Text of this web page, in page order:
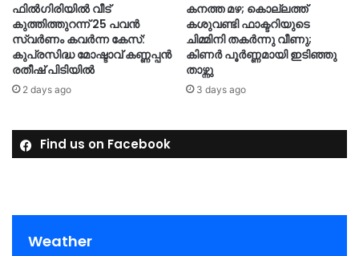
ഫിൽഗിരിയിൽ വീട്
കുത്തിത്തുറന്ന് 25 പവൻ
സ്വർണം കവർന്ന കേസ്:
കുപ്രസിദ്ധ മോഷ്ടാവ് കണ്ണപ്പൻ
രതീഷ് പിടിയിൽ
2 days ago
കനത്ത മഴ; കൊല്ലത്ത്
കശുവണ്ടി ഫാക്ടറിയുടെ
ചിമ്മിനി തകർന്നു വീണു;
കിണർ പൂർണ്ണമായി ഇടിഞ്ഞു
താഴ്ന്നു
3 days ago
Find us on Facebook
Weather